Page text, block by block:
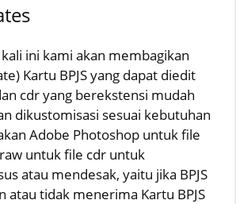
ini kami akan membagikan
Kartu BPJS yang dapat diedit
cdr yang berekstensi mudah
dikustomisasi sesuai kebutuhan
Adobe Photoshop untuk file
untuk file cdr untuk
atau mendesak, yaitu jika BPJS
atau tidak menerima Kartu BPJS